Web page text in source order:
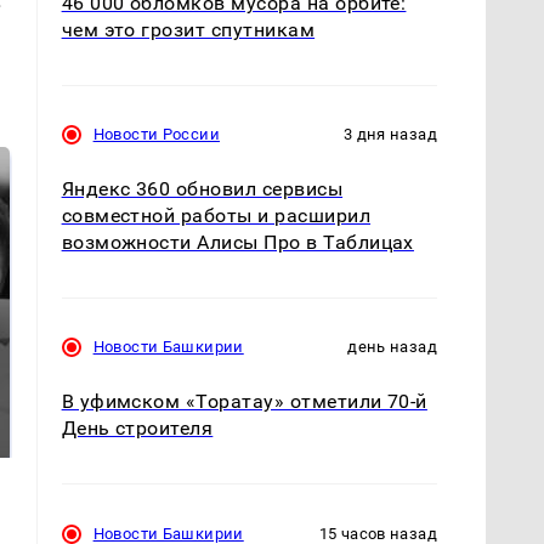
Все новости по
падению вертолета на
Кавказе: читать здесь
было с 1945: чего
чем это грозит спутникам
Новости России 3 дня назад
Яндекс 360 обновил сервисы
совместной работы и расширил
возможности Алисы Про в Таблицах
Новости Башкирии день назад
В уфимском «Торатау» отметили 70-й
День строителя
Новости Башкирии 15 часов назад